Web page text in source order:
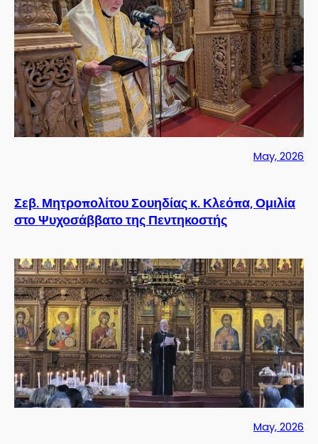
May, 2026
Σεβ. Μητροπολίτου Σουηδίας κ. Κλεόπα, Ομιλία
στο Ψυχοσάββατο της Πεντηκοστής
May, 2026